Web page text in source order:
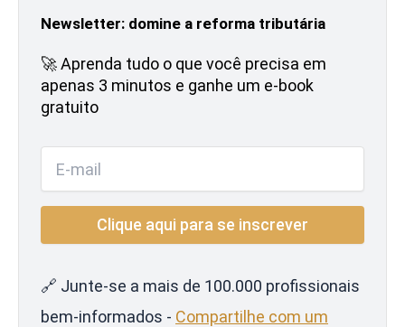
Newsletter: domine a reforma tributária
🚀 Aprenda tudo o que você precisa em
apenas 3 minutos e ganhe um e-book
gratuito
🔗 Junte-se a mais de 100.000 profissionais
bem-informados - Compartilhe com um